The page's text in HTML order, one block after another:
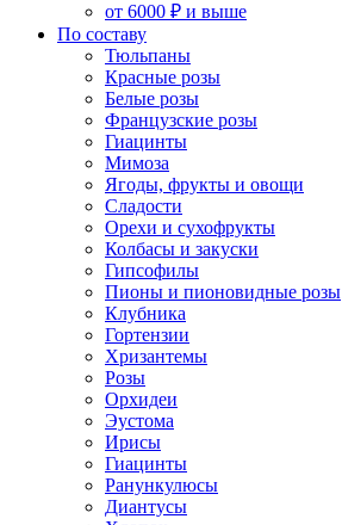
от 6000 ₽ и выше
По составу
Тюльпаны
Красные розы
Белые розы
Французские розы
Гиацинты
Мимоза
Ягоды, фрукты и овощи
Сладости
Орехи и сухофрукты
Колбасы и закуски
Гипсофилы
Пионы и пионовидные розы
Клубника
Гортензии
Хризантемы
Розы
Орхидеи
Эустома
Ирисы
Гиацинты
Ранункулюсы
Диантусы